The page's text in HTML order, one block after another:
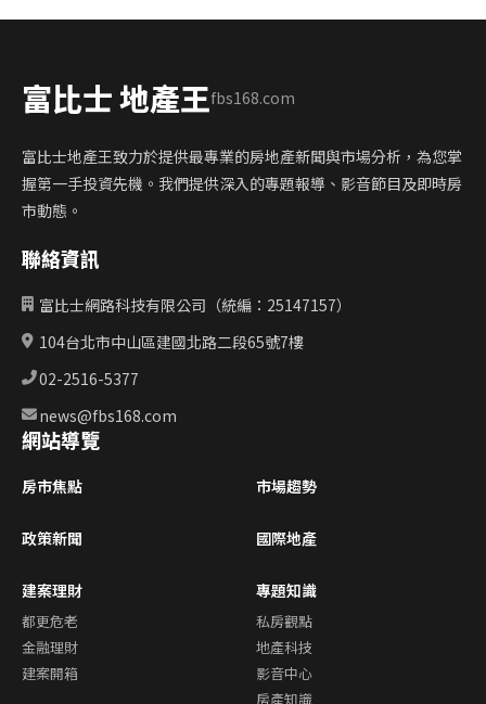
富比士 地產王fbs168.com
富比士地產王致力於提供最專業的房地產新聞與市場分析，為您掌
握第一手投資先機。我們提供深入的專題報導、影音節目及即時房
市動態。
聯絡資訊
富比士網路科技有限公司（統編：25147157）
104台北市中山區建國北路二段65號7樓
02-2516-5377
news@fbs168.com
網站導覽
房市焦點 市場趨勢
政策新聞 國際地產
建案理財
都更危老
金融理財
建案開箱
專題知識
私房觀點
地產科技
影音中心
房產知識